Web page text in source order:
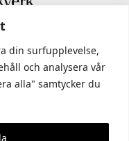
din surfupplevelse,
och analysera vår
alla" samtycker du
INGÅR